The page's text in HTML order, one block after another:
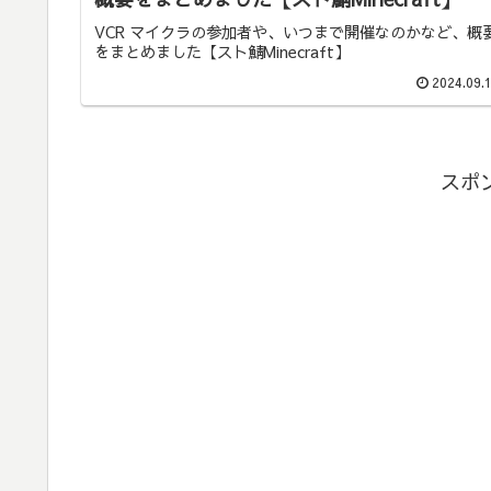
VCR マイクラの参加者や、いつまで開催なのかなど、概
をまとめました【スト鯖Minecraft】
スポ